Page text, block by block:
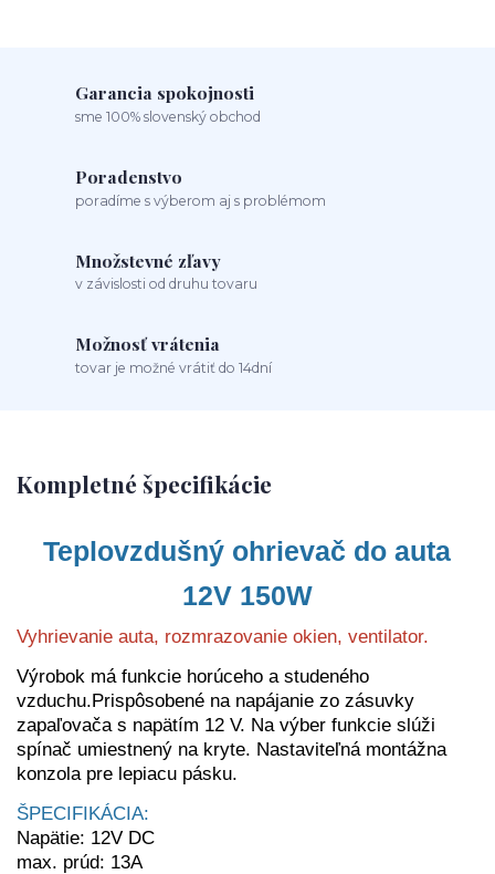
Garancia spokojnosti
sme 100% slovenský obchod
Poradenstvo
poradíme s výberom aj s problémom
Množstevné zľavy
v závislosti od druhu tovaru
Možnosť vrátenia
tovar je možné vrátiť do 14dní
Kompletné špecifikácie
Teplovzdušný ohrievač do auta
12V 150W
Vyhrievanie auta, rozmrazovanie okien, ventilator.
Výrobok má funkcie horúceho a studeného
vzduchu.Prispôsobené na napájanie zo zásuvky
zapaľovača s napätím 12 V. Na výber funkcie slúži
spínač umiestnený na kryte. Nastaviteľná montážna
konzola pre lepiacu pásku.
ŠPECIFIKÁCIA:
Napätie: 12V DC
max. prúd: 13A